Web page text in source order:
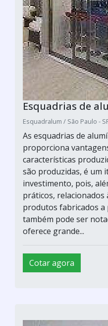
Esquadrias de
Esquadralum / São Paulo -
As esquadrias de
proporciona
características
são produzidas, é um
investimento, pois,
práticos, relacionados
produtos fabricados
também pode ser
oferece grande...
Cotar agora